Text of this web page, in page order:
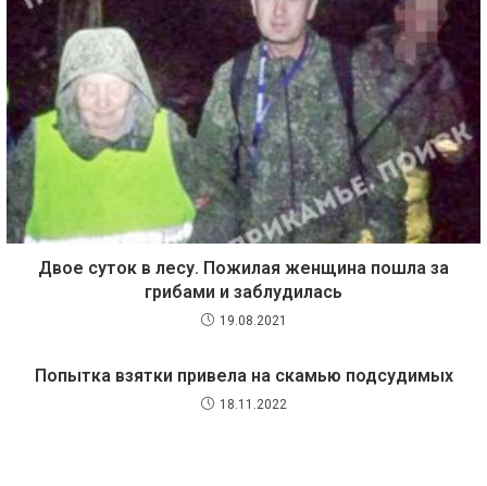
Двое суток в лесу. Пожилая женщина пошла за
грибами и заблудилась
19.08.2021
Попытка взятки привела на скамью подсудимых
18.11.2022